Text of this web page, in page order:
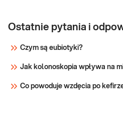
Ostatnie pytania i
Czym są eubiotyki?
Jak kolonoskopia wpływa na
Co powoduje wzdęcia po